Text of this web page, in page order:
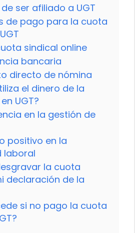
ser afiliado a UGT
de pago para la cuota
sindical online
bancaria
directo de nómina
el dinero de la
UGT?
en la gestión de
positivo en la
laboral
la cuota
declaración de la
si no pago la cuota